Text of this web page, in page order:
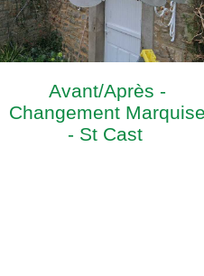
Avant/Après -
Changement Marquise
- St Cast